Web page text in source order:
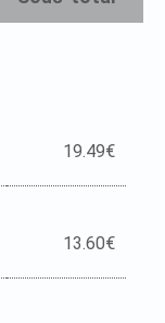
19.49€
13.60€